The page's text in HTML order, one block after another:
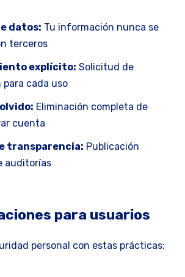
datos: Tu información nunca se
terceros
explícito: Solicitud de
cada uso
Eliminación completa de
cuenta
transparencia: Publicación
auditorías
para usuarios
personal con estas prácticas: